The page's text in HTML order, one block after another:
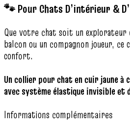
🐾 Pour Chats D’intérieur &
Que votre chat soit un explorateur
balcon ou un compagnon joueur,
confort.
Un collier pour chat en cuir jaune à
avec système élastique invisible et
Informations complémentaires